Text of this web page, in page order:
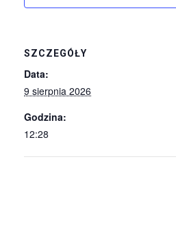
SZCZEGÓŁY
Data:
9 sierpnia 2026
Godzina:
12:28